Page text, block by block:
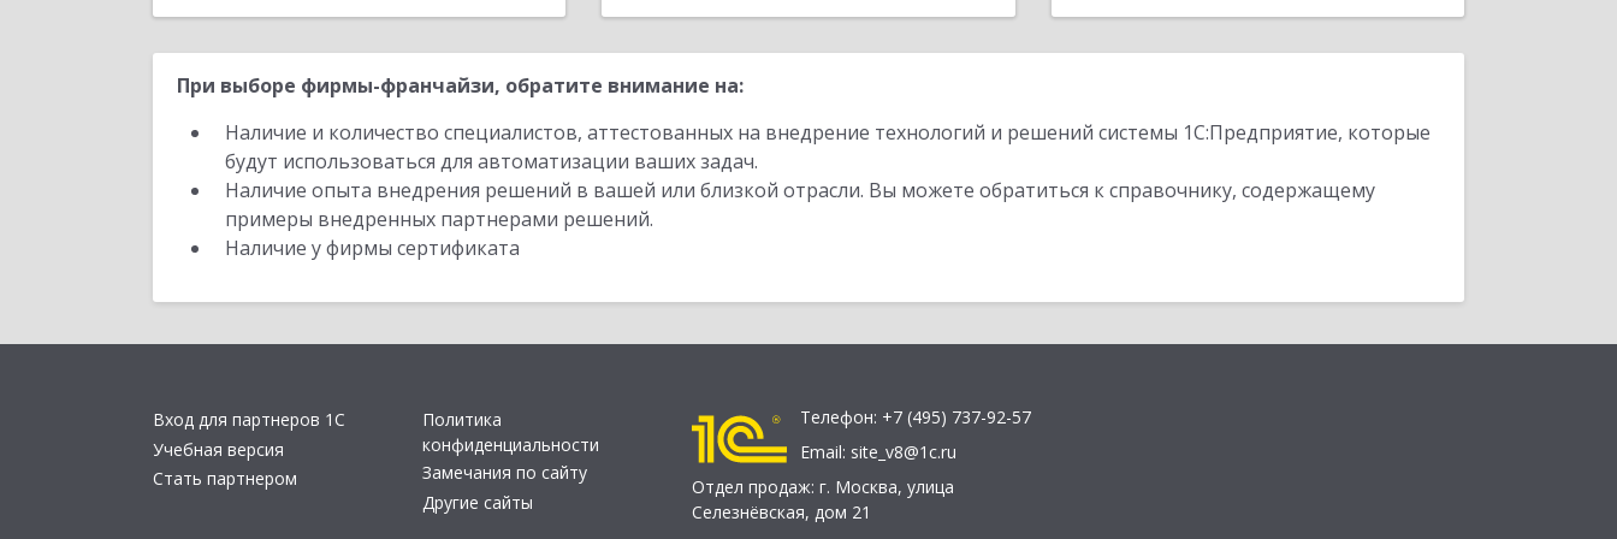
При выборе фирмы-франчайзи, обратите внимание на:
Наличие и количество специалистов, аттестованных на внедрение технологий и решений системы 1С:Предприятие, которые
будут использоваться для автоматизации ваших задач.
Наличие опыта внедрения решений в вашей или близкой отрасли. Вы можете обратиться к справочнику, содержащему
примеры внедренных партнерами решений.
Наличие у фирмы сертификата
Вход для партнеров 1С
Учебная версия
Стать партнером
Политика
конфиденциальности
Замечания по сайту
Другие сайты
Телефон: +7 (495) 737-92-57
Email: site_v8@1c.ru
Отдел продаж: г. Москва, улица
Селезнёвская, дом 21